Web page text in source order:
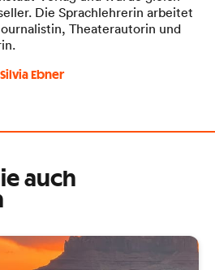
Die Sprachlehrerin arbeitet
Theaterautorin und
Ebner
auch